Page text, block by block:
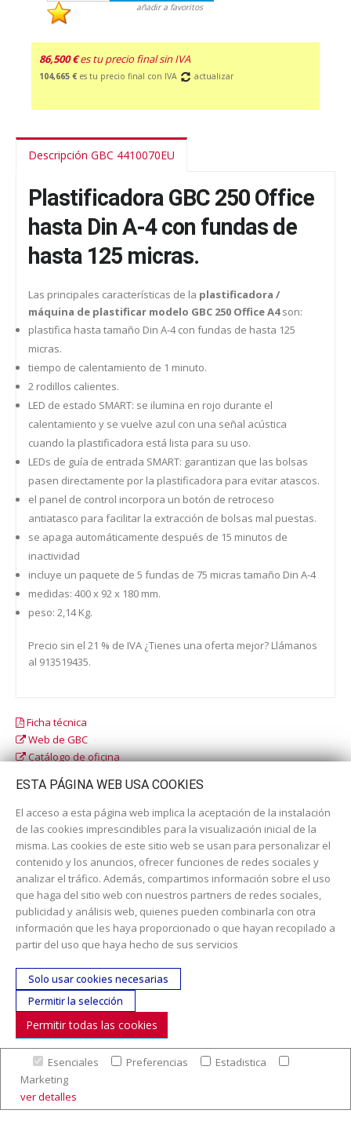
añadir a favoritos
86,500 € es tu precio final sin IVA
104,665 € es tu precio final con IVA actualizar
Descripción GBC 4410070EU
Plastificadora GBC 250 Office
hasta Din A-4 con fundas de
hasta 125 micras.
Las principales características de la plastificadora /
máquina de plastificar modelo GBC 250 Office A4son:
plastifica hasta tamaño Din A-4 con fundas de hasta 125
micras.
tiempo de calentamiento de 1 minuto.
2 rodillos calientes.
LED de estado SMART: se ilumina en rojo durante el
calentamiento y se vuelve azul con una señal acústica
cuando la plastificadora está lista para su uso.
LEDs de guía de entrada SMART: garantizan que las bolsas
pasen directamente por la plastificadora para evitar atascos.
el panel de control incorpora un botón de retroceso
antiatasco para facilitar la extracción de bolsas mal puestas.
se apaga automáticamente después de 15 minutos de
inactividad
incluye un paquete de 5 fundas de 75 micras tamaño Din A-4
medidas: 400 x 92 x 180 mm.
peso: 2,14 Kg.
Precio sin el 21 % de IVA ¿Tienes una oferta mejor? Llámanos
al 913519435.
Ficha técnica
Web de GBC
Catálogo de oficina
Catálogo escolar
Dirección:c/ Cercedilla nº 14, 28925 Alcorcón
Email:contacta aquí
Teléfono:913519435
SÍGUENOS
© Copyright 2017. Todos los derechos reservados. |Nuestra
empresa|Aviso legal
preparación y envío
ESTA PÁGINA WEB USA COOKIES
El acceso a esta página web implica la aceptación de la instalación
de las cookies imprescindibles para la visualización inicial de la
misma. Las cookies de este sitio web se usan para personalizar el
contenido y los anuncios, ofrecer funciones de redes sociales y
analizar el tráfico. Además, compartimos información sobre el uso
que haga del sitio web con nuestros partners de redes sociales,
publicidad y análisis web, quienes pueden combinarla con otra
información que les haya proporcionado o que hayan recopilado a
partir del uso que haya hecho de sus servicios
Solo usar cookies necesarias
Permitir la selección
Permitir todas las cookies
Esenciales Preferencias
Estadistica
Marketing
ver detalles